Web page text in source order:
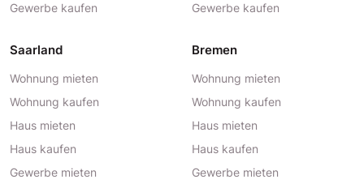
Gewerbe kaufen
Gewerbe kaufen
Saarland
Wohnung mieten
Wohnung kaufen
Haus mieten
Haus kaufen
Gewerbe mieten
Bremen
Wohnung mieten
Wohnung kaufen
Haus mieten
Haus kaufen
Gewerbe mieten